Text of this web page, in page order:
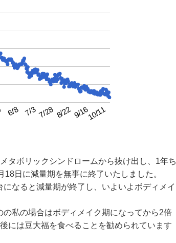
6/8 7/3 7/28 8/22 9/1610/11
タボリックシンドロームから抜け出し、1年ち
日に減量期を無事に終了いたしました。
なると減量期が終了し、いよいよボディメイ
私の場合はボディメイク期になってから2倍
には豆大福を食べることを勧められています